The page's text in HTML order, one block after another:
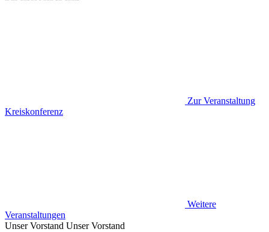
Zur Veranstaltung
Kreiskonferenz
Weitere
Veranstaltungen
Unser Vorstand Unser Vorstand